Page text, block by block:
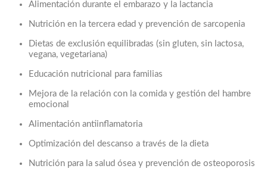
Alimentación durante el embarazo y la lactancia
Nutrición en la tercera edad y prevención de sarcopenia
Dietas de exclusión equilibradas (sin gluten, sin lactosa,
vegana, vegetariana)
Educación nutricional para familias
Mejora de la relación con la comida y gestión del hambre
emocional
Alimentación antiinflamatoria
Optimización del descanso a través de la dieta
Nutrición para la salud ósea y prevención de osteoporosis